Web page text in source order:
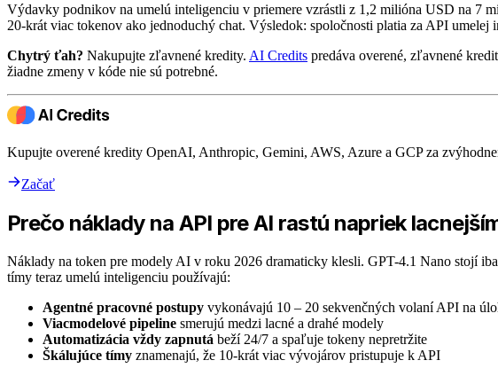
Výdavky podnikov na umelú inteligenciu v priemere vzrástli z 1,2 milióna USD na 7
20-krát viac tokenov ako jednoduchý chat. Výsledok: spoločnosti platia za API
Chytrý ťah? Nakupujte zľavnené kredity. AI Credits predáva overené, zľavnené
žiadne zmeny v kóde nie sú potrebné.
Kupujte overené kredity OpenAI, Anthropic, Gemini, AWS, Azure a GCP za
Začať
Prečo náklady na API pre AI rastú napriek
Náklady na token pre modely AI v roku 2026 dramaticky klesli. GPT-4.1 Nano stojí
tímy teraz umelú inteligenciu používajú:
Agentné pracovné postupy vykonávajú 10 – 20 sekvenčných volaní API na
Viacmodelové pipeline smerujú medzi lacné a drahé modely
Automatizácia vždy zapnutá beží 24/7 a spaľuje tokeny nepretržite
Škálujúce tímy znamenajú, že 10-krát viac vývojárov pristupuje k API